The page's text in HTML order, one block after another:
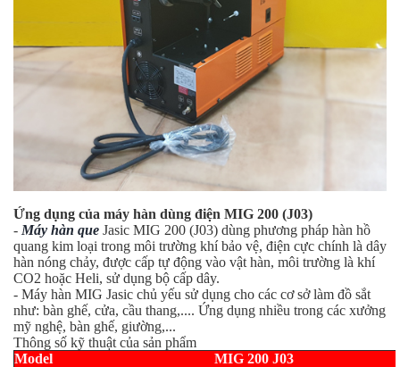
Ứng dụng của máy hàn dùng điện MIG 200 (J03)
- Máy hàn que Jasic MIG 200 (J03) dùng phương pháp hàn hồ
quang kim loại trong môi trường khí bảo vệ, điện cực chính là dây
hàn nóng chảy, được cấp tự động vào vật hàn, môi trường là khí
CO2 hoặc Heli, sử dụng bộ cấp dây.
- Máy hàn MIG Jasic chủ yếu sử dụng cho các cơ sở làm đồ sắt
như: bàn ghế, cửa, cầu thang,.... Ứng dụng nhiều trong các xưởng
mỹ nghệ, bàn ghế, giường,...
Thông số kỹ thuật của sản phẩm
Model
MIG 200 J03